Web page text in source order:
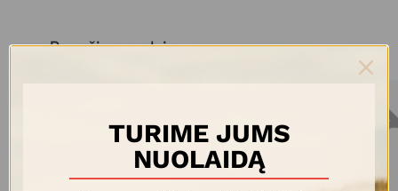
Panašios prekės
TURIME JUMS
NUOLAIDĄ